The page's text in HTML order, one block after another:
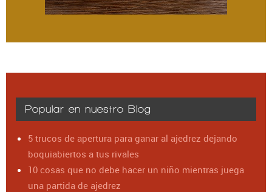
Popular en nuestro Blog
5 trucos de apertura para ganar al ajedrez dejando
boquiabiertos a tus rivales
10 cosas que no debe hacer un niño mientras juega
una partida de ajedrez